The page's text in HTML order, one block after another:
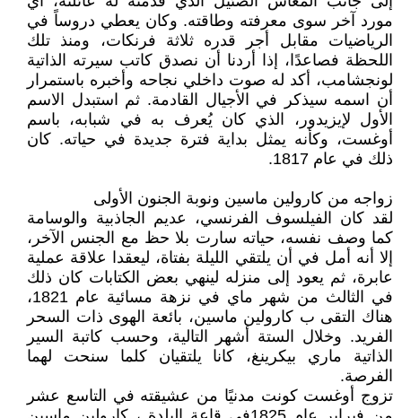
مورد آخر سوى معرفته وطاقته. وكان يعطي دروساً في
الرياضيات مقابل أجر قدره ثلاثة فرنكات، ومنذ تلك
اللحظة فصاعدًا، إذا أردنا أن نصدق كاتب سيرته الذاتية
لونجشامب، أكد له صوت داخلي نجاحه وأخبره باستمرار
أن اسمه سيذكر في الأجيال القادمة. ثم استبدل الاسم
الأول لإيزيدور، الذي كان يُعرف به في شبابه، باسم
أوغست، وكأنه يمثل بداية فترة جديدة في حياته. كان
ذلك في عام 1817.
زواجه من كارولين ماسين ونوبة الجنون الأولى
لقد كان الفيلسوف الفرنسي، عديم الجاذبية والوسامة
كما وصف نفسه، حياته سارت بلا حظ مع الجنس الآخر،
إلا أنه أمل في أن يلتقي الليلة بفتاة، ليعقدا علاقة عملية
عابرة، ثم يعود إلى منزله لينهي بعض الكتابات كان ذلك
في الثالث من شهر ماي في نزهة مسائية عام 1821،
هناك التقى ب كارولين ماسين، بائعة الهوى ذات السحر
الفريد. وخلال الستة أشهر التالية، وحسب كاتبة السير
الذاتية ماري بيكرينغ، كانا يلتقيان كلما سنحت لهما
الفرصة.
تزوج أوغست كونت مدنيًا من عشيقته في التاسع عشر